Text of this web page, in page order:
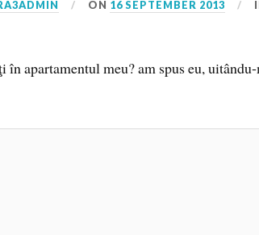
ON 16 SEPTEMBER 2013
apartamentul meu? am spus eu,